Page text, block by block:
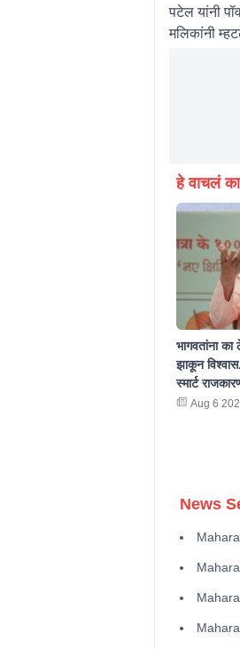
पटेल यांनी
मलिकांनी
हे वाचलं
भागवतांना
झाकून
स्मार्ट
Aug 6
News